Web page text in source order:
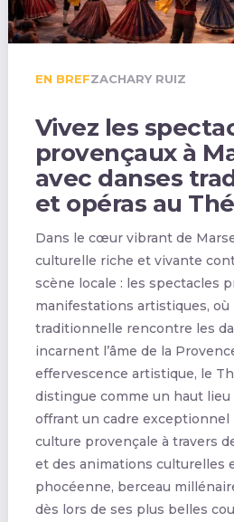
EN BREFZACHARY RUIZ
Vivez les
provençaux à
avec danses
et opéras au
Dans le cœur vibrant de
culturelle riche et vivante
scène locale : les spectacles
manifestations artistiques, où
traditionnelle rencontre les
incarnent l’âme de la
effervescence artistique, le
distingue comme un haut lieu
offrant un cadre exceptionnel
culture provençale à travers
et des animations culturelles
phocéenne, berceau
dès lors de ses plus belles